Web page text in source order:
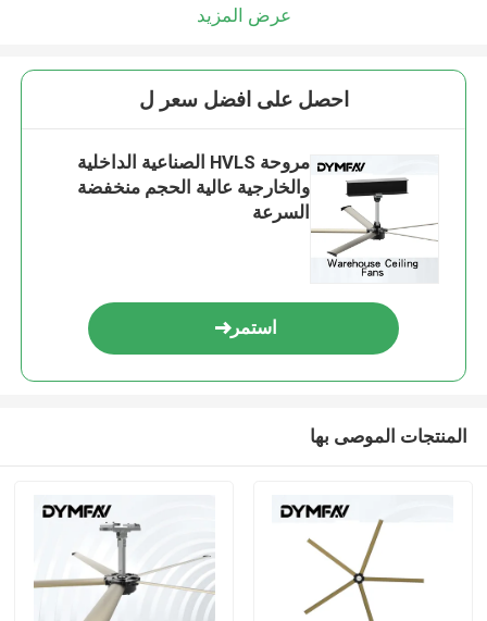
عرض المزيد
احصل على افضل سعر ل
مروحة HVLS الصناعية الداخلية
والخارجية عالية الحجم منخفضة
السرعة
استمر
المنتجات الموصى بها